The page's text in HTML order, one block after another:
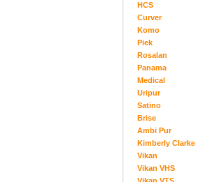
HCS
Curver
Komo
Piek
Rosalan
Panama
Medical
Uripur
Satino
Brise
Ambi Pur
Kimberly Clarke
Vikan
Vikan VHS